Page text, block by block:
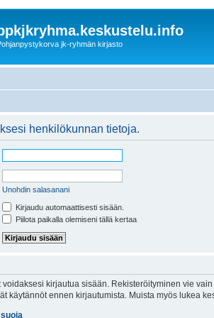
jk-ryhmän kirjasto
henkilökunnan tietoja.
Unohdin salasanani
Kirjaudu automaattisesti sisään.
Piilota paikalla olemiseni tällä kertaa
kirjautua sisään. Rekisteröityminen vie
käytännöt ennen kirjautumista. Muista myös lukea